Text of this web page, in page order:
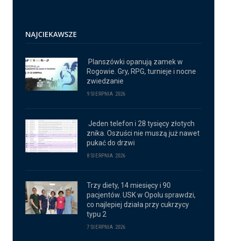
NAJCIEKAWSZE
Planszówki opanują zamek w
Rogowie. Gry, RPG, turnieje i nocne
zwiedzanie
9 SIERPNIA 2026
Jeden telefon i 28 tysięcy złotych
znika. Oszuści nie muszą już nawet
pukać do drzwi
8 SIERPNIA 2026
Trzy diety, 14 miesięcy i 90
pacjentów. USK w Opolu sprawdzi,
co najlepiej działa przy cukrzycy
typu 2
7 SIERPNIA 2026